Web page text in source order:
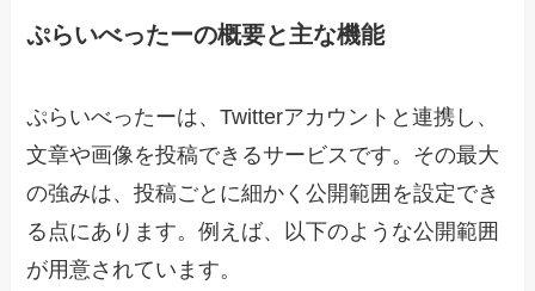
ぷらいべったーの概要と主な機能
ぷらいべったーは、Twitterアカウントと連携し、
文章や画像を投稿できるサービスです。その最大
の強みは、投稿ごとに細かく公開範囲を設定でき
る点にあります。例えば、以下のような公開範囲
が用意されています。